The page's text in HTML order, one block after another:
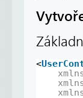
<